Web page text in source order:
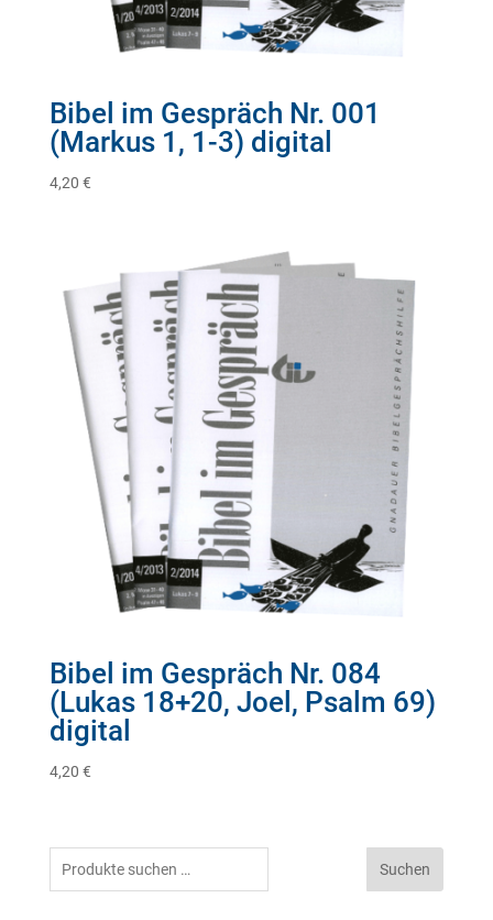
Bibel im Gespräch Nr. 001
(Markus 1, 1-3) digital
4,20 €
Bibel im Gespräch Nr. 084
(Lukas 18+20, Joel, Psalm 69)
digital
4,20 €
Suchen
nach:
Suchen